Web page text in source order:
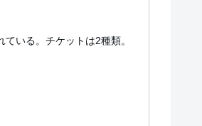
いる。チケットは2種類。